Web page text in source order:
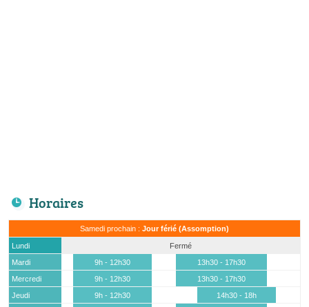
Horaires
Samedi prochain : Jour férié (Assomption)
Lundi
Fermé
Mardi
9h - 12h30
13h30 - 17h30
Mercredi
9h - 12h30
13h30 - 17h30
Jeudi
9h - 12h30
14h30 - 18h